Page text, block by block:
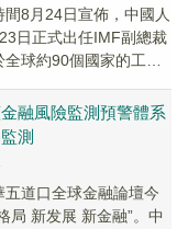
8月24日宣佈，中國人
日正式出任IMF副總裁
球約90個國家的工作
融風險監測預警體系
測
道口全球金融論壇今
局 新发展 新金融”。中